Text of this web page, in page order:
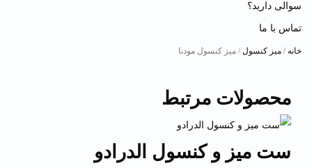
سوالی دارید؟
تماس با ما
خانه/ میز کنسول/ میز کنسول مودنا
محصولات مرتبط
ست میز و کنسول الدرادو